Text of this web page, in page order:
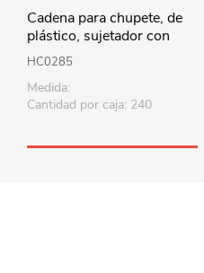
Cadena para chupete, de
plástico, sujetador con
clip, varios colores
HC0285
Medida:
Cantidad por caja: 240